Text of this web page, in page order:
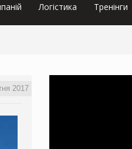
Логістика Тренінги
2017